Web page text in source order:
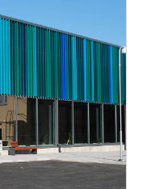
lähempänä
534 3815.
Pedapakki 1 ja 2 2020